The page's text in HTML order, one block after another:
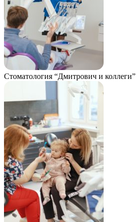
Стоматология “Дмитрович и коллеги”